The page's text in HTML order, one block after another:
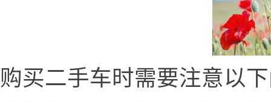
购买二手车时需要注意以